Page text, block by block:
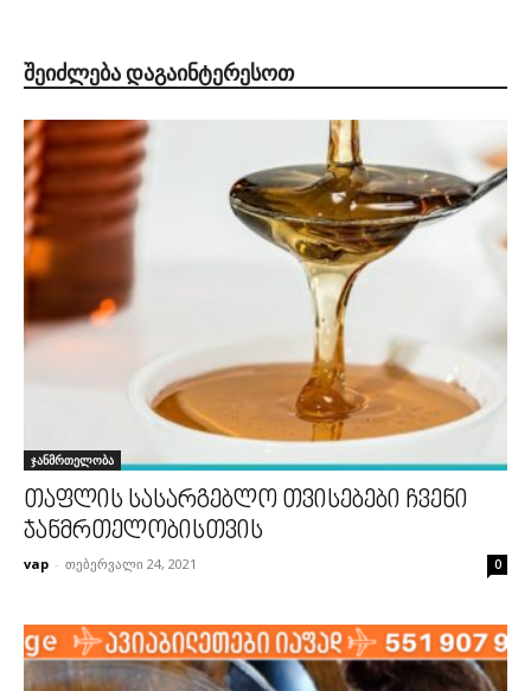
ᲨᲔᲘᲫᲚᲔᲑᲐ ᲓᲐᲒᲐᲘᲜᲢᲔᲠᲔᲡᲝᲗ
ჯანმრთელობა
თაფლის სასარგებლო თვისებები ჩვენი
ჯანმრთელობისთვის
vap - თებერვალი 24, 2021 0